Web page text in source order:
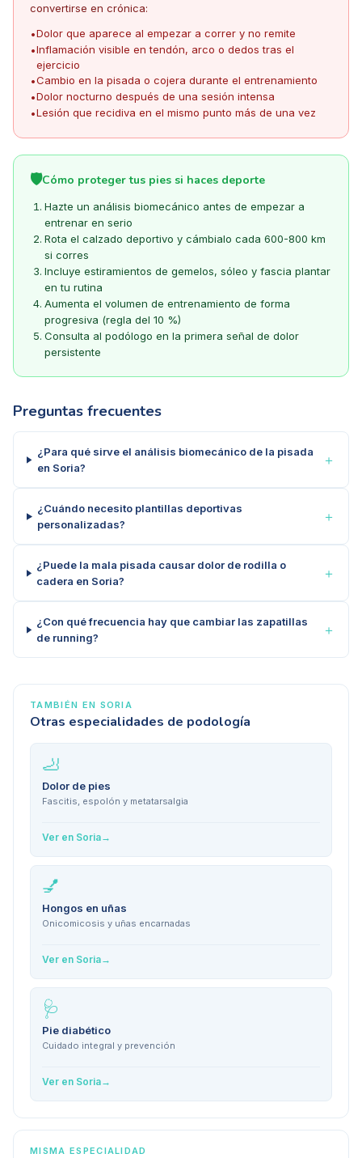
convertirse en crónica:
•Dolor que aparece al empezar a correr y no remite
•Inflamación visible en tendón, arco o dedos tras el
ejercicio
•Cambio en la pisada o cojera durante el entrenamiento
•Dolor nocturno después de una sesión intensa
•Lesión que recidiva en el mismo punto más de una vez
🛡️Cómo proteger tus pies si haces deporte
Hazte un análisis biomecánico antes de empezar a
entrenar en serio
Rota el calzado deportivo y cámbialo cada 600-800 km
si corres
Incluye estiramientos de gemelos, sóleo y fascia plantar
en tu rutina
Aumenta el volumen de entrenamiento de forma
progresiva (regla del 10 %)
Consulta al podólogo en la primera señal de dolor
persistente
Preguntas frecuentes
¿Para qué sirve el análisis biomecánico de la pisada
en Soria?
＋
¿Cuándo necesito plantillas deportivas
personalizadas?
＋
¿Puede la mala pisada causar dolor de rodilla o
cadera en Soria?
＋
¿Con qué frecuencia hay que cambiar las zapatillas
de running?
＋
TAMBIÉN EN SORIA
Otras especialidades de podología
🦶
Dolor de pies
Fascitis, espolón y metatarsalgia
Ver en Soria→
💅
Hongos en uñas
Onicomicosis y uñas encarnadas
Ver en Soria→
🩺
Pie diabético
Cuidado integral y prevención
Ver en Soria→
MISMA ESPECIALIDAD